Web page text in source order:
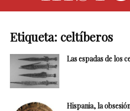
Etiqueta: celtíberos
Las espadas de los
Hispania, la